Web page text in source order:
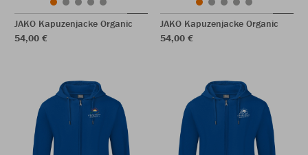
JAKO Kapuzenjacke Organic
54,00 €
JAKO Kapuzenjacke Organic
54,00 €